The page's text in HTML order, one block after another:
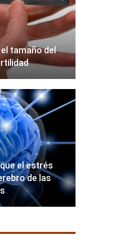
tamaño del
el estrés
de las